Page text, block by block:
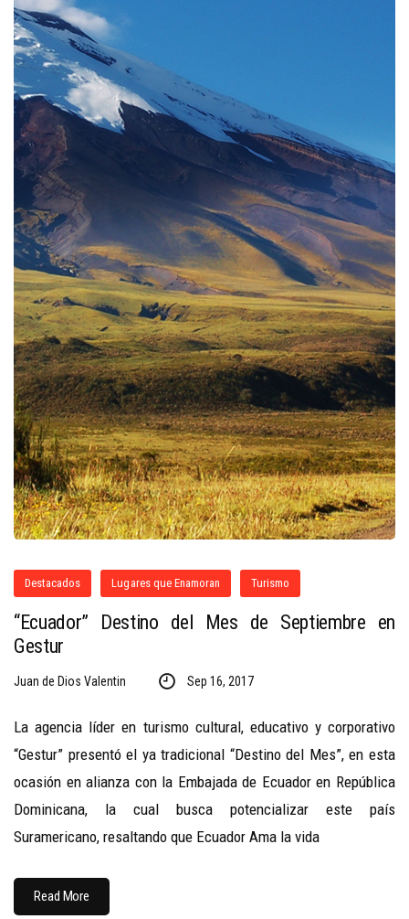
Destacados Lugares que Enamoran Turismo
“Ecuador” Destino del Mes de Septiembre en
Gestur
Juan de Dios Valentin Sep 16, 2017
La agencia líder en turismo cultural, educativo y corporativo
“Gestur” presentó el ya tradicional “Destino del Mes”, en esta
ocasión en alianza con la Embajada de Ecuador en República
Dominicana, la cual busca potencializar este país
Suramericano, resaltando que Ecuador Ama la vida
Read More